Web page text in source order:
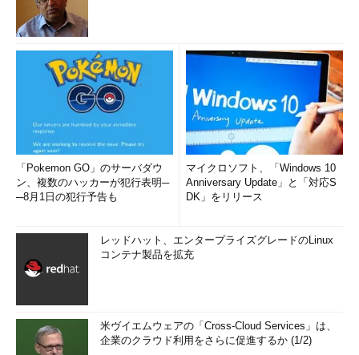
「Pokemon GO」のサーバダウ
ン、複数のハッカーが犯行表明─
─8月1日の犯行予告も
マイクロソフト、「Windows 10
Anniversary Update」と「対応S
DK」をリリース
レッドハット、エンタープライズグレードのLinux
コンテナ製品を拡充
米ヴイエムウェアの「Cross-Cloud Services」は、
企業のクラウド利用をさらに促進するか (1/2)